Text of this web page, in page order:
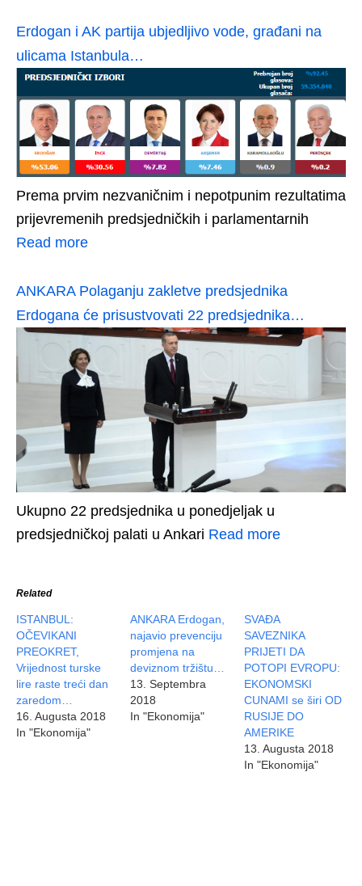
Erdogan i AK partija ubjedljivo vode, građani na
ulicama Istanbula…
Prema prvim nezvaničnim i nepotpunim rezultatima
prijevremenih predsjedničkih i parlamentarnih
Read more
ANKARA Polaganju zakletve predsjednika
Erdogana će prisustvovati 22 predsjednika…
Ukupno 22 predsjednika u ponedjeljak u
predsjedničkoj palati u Ankari Read more
Related
ISTANBUL:
OČEVIKANI
PREOKRET,
Vrijednost turske
lire raste treći dan
zaredom…
16. Augusta 2018
In "Ekonomija"
ANKARA Erdogan,
najavio prevenciju
promjena na
deviznom tržištu…
13. Septembra
2018
In "Ekonomija"
SVAĐA
SAVEZNIKA
PRIJETI DA
POTOPI EVROPU:
EKONOMSKI
CUNAMI se širi OD
RUSIJE DO
AMERIKE
13. Augusta 2018
In "Ekonomija"